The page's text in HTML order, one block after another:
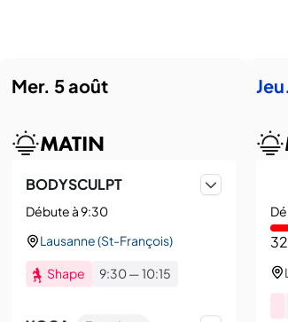
mer. 5 août
MATIN
BODYSCULPT
Débute à 9:30
Lausanne (St-François)
Shape 9:30—10:15